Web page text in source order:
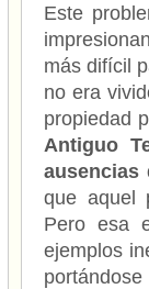
Este
más difícil
no era
propiedad
Antiguo
ausencias
que aquel
Pero esa
ejemplos
portándose